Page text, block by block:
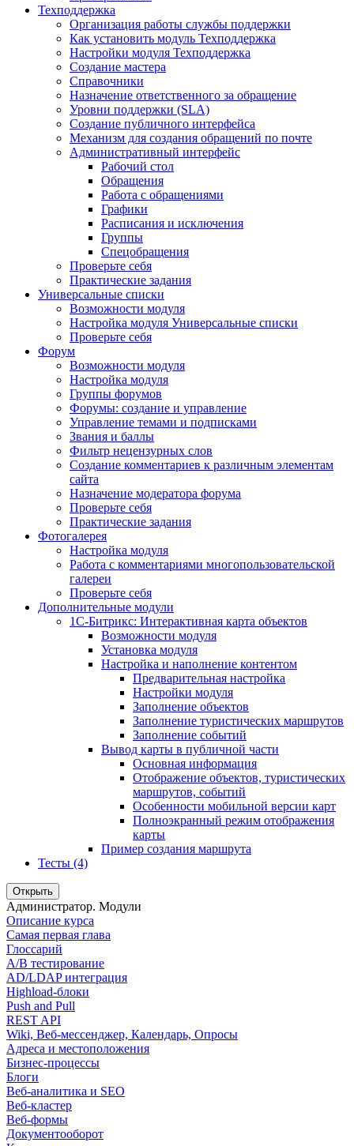
Техподдержка
Организация работы службы поддержки
Как установить модуль Техподдержка
Настройки модуля Техподдержка
Создание мастера
Справочники
Назначение ответственного за обращение
Уровни поддержки (SLA)
Создание публичного интерфейса
Механизм для создания обращений по почте
Административный интерфейс
Рабочий стол
Обращения
Работа с обращениями
Графики
Расписания и исключения
Группы
Спецобращения
Проверьте себя
Практические задания
Универсальные списки
Возможности модуля
Настройка модуля Универсальные списки
Проверьте себя
Форум
Возможности модуля
Настройка модуля
Группы форумов
Форумы: создание и управление
Управление темами и подписками
Звания и баллы
Фильтр нецензурных слов
Создание комментариев к различным элементам
сайта
Назначение модератора форума
Проверьте себя
Практические задания
Фотогалерея
Настройка модуля
Работа с комментариями многопользовательской
галереи
Проверьте себя
Дополнительные модули
1С-Битрикс: Интерактивная карта объектов
Возможности модуля
Установка модуля
Настройка и наполнение контентом
Предварительная настройка
Настройки модуля
Заполнение объектов
Заполнение туристических маршрутов
Заполнение событий
Вывод карты в публичной части
Основная информация
Отображение объектов, туристических
маршрутов, событий
Особенности мобильной версии карт
Полноэкранный режим отображения
карты
Пример создания маршрута
Тесты (4)
Открыть
Администратор. Модули
Описание курса
Самая первая глава
Глоссарий
A/B тестирование
AD/LDAP интеграция
Highload-блоки
Push and Pull
REST API
Wiki, Веб-мессенджер, Календарь, Опросы
Адреса и местоположения
Бизнес-процессы
Блоги
Веб-аналитика и SEO
Веб-кластер
Веб-формы
Документооборот